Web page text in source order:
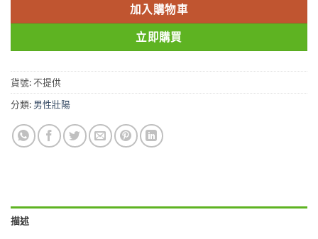
加入購物車
立即購買
貨號:不提供
分類: 男性壯陽
描述